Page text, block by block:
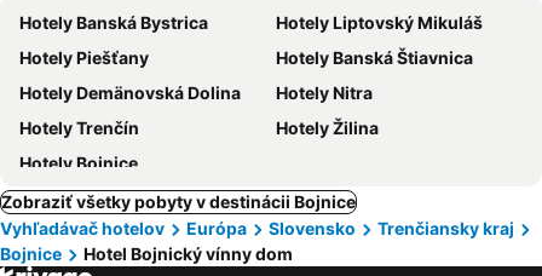
Hotely Banská Bystrica
Hotely Liptovský Mikuláš
Hotely Piešťany
Hotely Banská Štiavnica
Hotely Demänovská Dolina
Hotely Nitra
Hotely Trenčín
Hotely Žilina
Hotely Bojnice
Zobraziť všetky pobyty v destinácii Bojnice
Vyhľadávač hotelov
Európa Slovensko
Trenčiansky kraj
Bojnice
Hotel Bojnický vínny dom